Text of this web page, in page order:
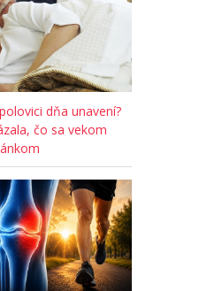
dňa unavení?
čo sa vekom